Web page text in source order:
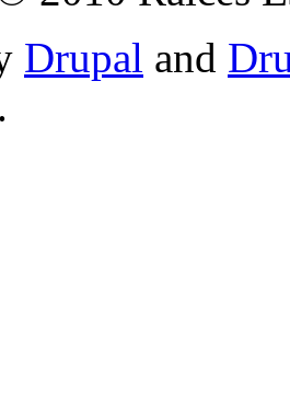
Drupal and